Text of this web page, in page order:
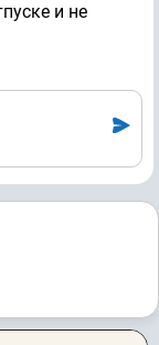
и не